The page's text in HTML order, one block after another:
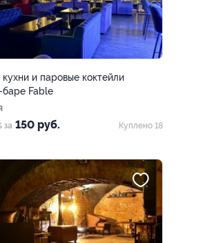
и паровые коктейли
Fable
за 150 руб. Куплено 18